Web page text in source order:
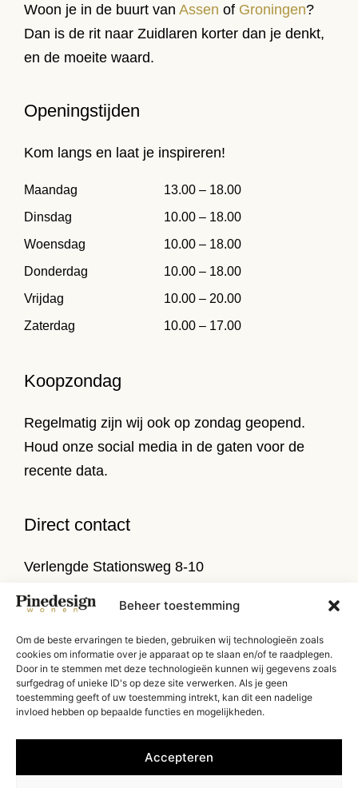
Beheer toestemming
Om de beste ervaringen te bieden, gebruiken wij technologieën zoals
cookies om informatie over je apparaat op te slaan en/of te raadplegen.
Door in te stemmen met deze technologieën kunnen wij gegevens zoals
surfgedrag of unieke ID's op deze site verwerken. Als je geen
toestemming geeft of uw toestemming intrekt, kan dit een nadelige
invloed hebben op bepaalde functies en mogelijkheden.
Accepteren
Woon je in de buurt van Assen of Groningen?
Dan is de rit naar Zuidlaren korter dan je denkt,
en de moeite waard.
Openingstijden
Kom langs en laat je inspireren!
Maandag
13.00 – 18.00
Dinsdag
10.00 – 18.00
Woensdag
10.00 – 18.00
Donderdag
10.00 – 18.00
Vrijdag
10.00 – 20.00
Zaterdag
10.00 – 17.00
Koopzondag
Regelmatig zijn wij ook op zondag geopend.
Houd onze social media in de gaten voor de
recente data.
Direct contact
Verlengde Stationsweg 8-10
Einfo@pinedesign.nl
Routebeschrijving